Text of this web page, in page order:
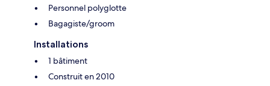
Personnel polyglotte
Bagagiste/groom
Installations
1 bâtiment
Construit en 2010